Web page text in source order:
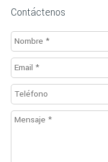
Contáctenos